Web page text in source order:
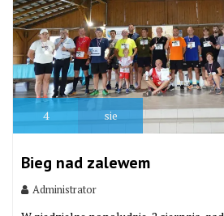
4 sie
Bieg nad zalewem
Administrator